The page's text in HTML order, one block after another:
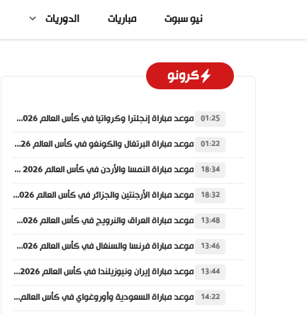
المحتوى
نيو سبوت مباريات الدوريات
كرونو
01:25 موعد مباراة إنجلترا وكرواتيا في كأس العالم 2026 والقنوات الناقلة
01:22 موعد مباراة البرتغال والكونغو في كأس العالم 2026 والقنوات الناقلة
18:34 موعد مباراة النمسا والأردن في كأس العالم 2026 والقنوات الناقلة
18:32 موعد مباراة الأرجنتين والجزائر في كأس العالم 2026 والقنوات الناقلة
13:48 موعد مباراة العراق والنرويج في كأس العالم 2026 والقنوات الناقلة
13:46 موعد مباراة فرنسا والسنغال في كأس العالم 2026 والقنوات الناقلة
13:44 موعد مباراة إيران ونيوزيلندا في كأس العالم 2026 والقنوات الناقلة
14:22 موعد مباراة السعودية وأوروغواي في كأس العالم 2026 والقنوات الناقلة